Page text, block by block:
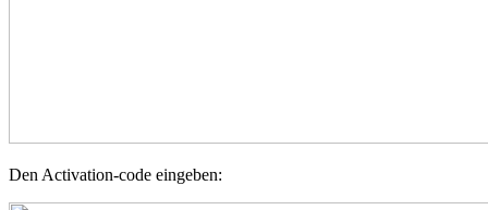
Den Activation-code eingeben: